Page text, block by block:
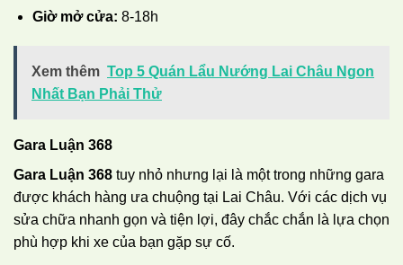
Giờ mở cửa: 8-18h
Xem thêm Top 5 Quán Lẩu Nướng Lai Châu Ngon
Nhất Bạn Phải Thử
Gara Luận 368
Gara Luận 368 tuy nhỏ nhưng lại là một trong những gara
được khách hàng ưa chuộng tại Lai Châu. Với các dịch vụ
sửa chữa nhanh gọn và tiện lợi, đây chắc chắn là lựa chọn
phù hợp khi xe của bạn gặp sự cố.